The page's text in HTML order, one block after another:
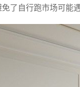
了自行跑市场可能